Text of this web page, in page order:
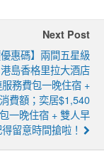
Next Post
優惠碼】兩間五星級
島香格里拉大酒店
務費包一晚住宿 +
費額；奕居$1,540
一晚住宿 + 雙人早
留意時間搶啦！